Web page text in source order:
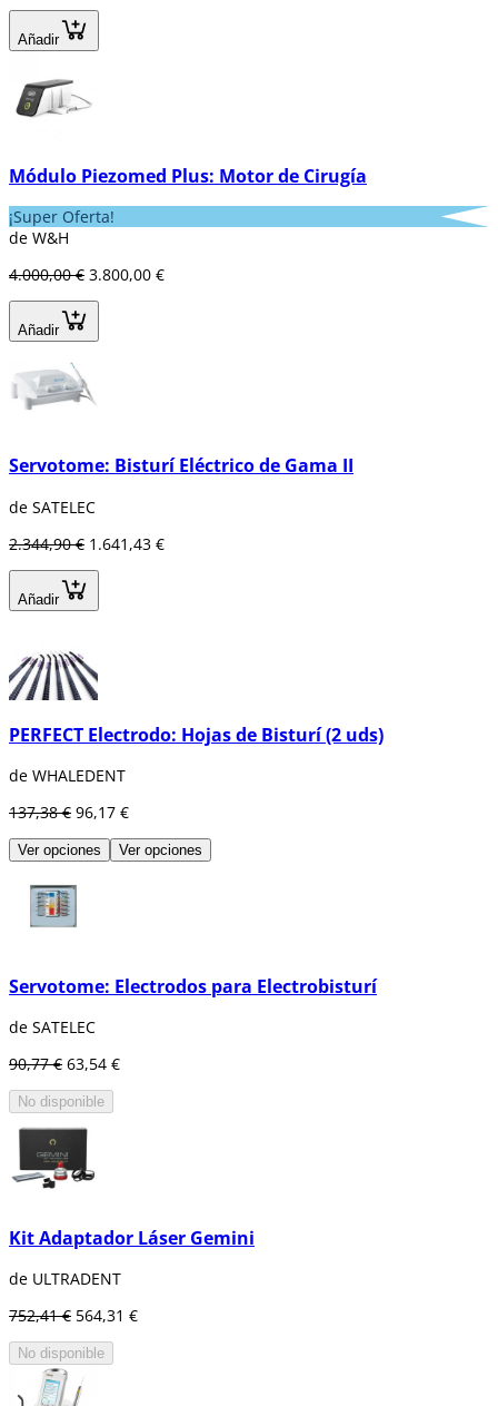
Añadir
Módulo Piezomed Plus: Motor de Cirugía
¡Super Oferta!
de W&H
4.000,00 € 3.800,00 €
Añadir
Servotome: Bisturí Eléctrico de Gama II
de SATELEC
2.344,90 € 1.641,43 €
Añadir
PERFECT Electrodo: Hojas de Bisturí (2 uds)
de WHALEDENT
137,38 € 96,17 €
Ver opciones Ver opciones
Servotome: Electrodos para Electrobisturí
de SATELEC
90,77 € 63,54 €
No disponible
Kit Adaptador Láser Gemini
de ULTRADENT
752,41 € 564,31 €
No disponible